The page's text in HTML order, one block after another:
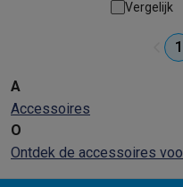
Vergelijk
1
A
Accessoires
O
Ontdek de accessoires